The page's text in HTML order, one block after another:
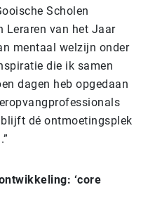
Scholen
Leraren van het Jaar
mentaal welzijn onder
die ik samen
dagen heb opgedaan
dé ontmoetingsplek
‘core